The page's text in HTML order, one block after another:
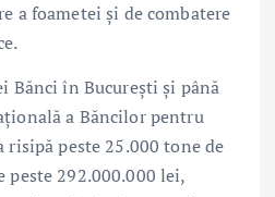
a foametei și de combatere
Bănci în București și până
a Băncilor pentru
peste 25.000 tone de
peste 292.000.000 lei,